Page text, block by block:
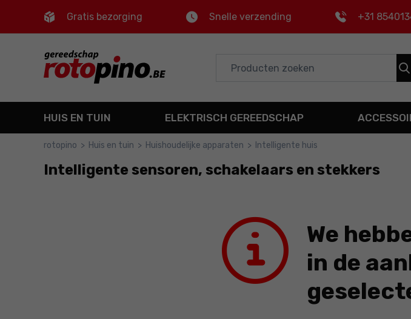
Control M
Hoofdmenu
Sitemap
Gratis bezorging Snelle verzending +31
HUIS EN TUIN ELEKTRISCH GEREEDSCHAP
rotopino > Huis en tuin > Huishoudelijke apparaten > Intelligente huis
Intelligente sensoren, schakelaars en stekkers
We
in de